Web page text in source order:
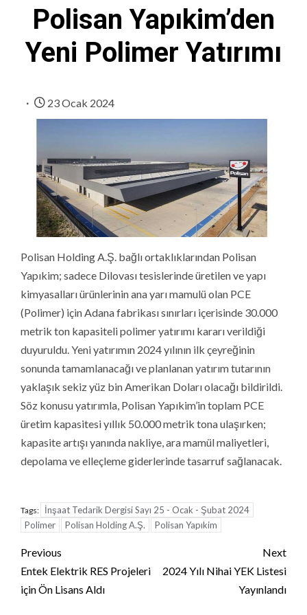
Polisan Yapıkim’den
Yeni Polimer Yatırımı
23 Ocak 2024
Polisan Holding A.Ş. bağlı ortaklıklarından Polisan
Yapıkim; sadece Dilovası tesislerinde üretilen ve yapı
kimyasalları ürünlerinin ana yarı mamulü olan PCE
(Polimer) için Adana fabrikası sınırları içerisinde 30.000
metrik ton kapasiteli polimer yatırımı kararı verildiği
duyuruldu. Yeni yatırımın 2024 yılının ilk çeyreğinin
sonunda tamamlanacağı ve planlanan yatırım tutarının
yaklaşık sekiz yüz bin Amerikan Doları olacağı bildirildi.
Söz konusu yatırımla, Polisan Yapıkim’in toplam PCE
üretim kapasitesi yıllık 50.000 metrik tona ulaşırken;
kapasite artışı yanında nakliye, ara mamül maliyetleri,
depolama ve elleçleme giderlerinde tasarruf sağlanacak.
Tags: İnşaat Tedarik Dergisi Sayı 25 - Ocak - Şubat 2024
Polimer
Polisan Holding A.Ş. Polisan Yapıkim
Continue
Reading
Previous
Entek Elektrik RES Projeleri
için Ön Lisans Aldı
Next
2024 Yılı Nihai YEK Listesi
Yayınlandı